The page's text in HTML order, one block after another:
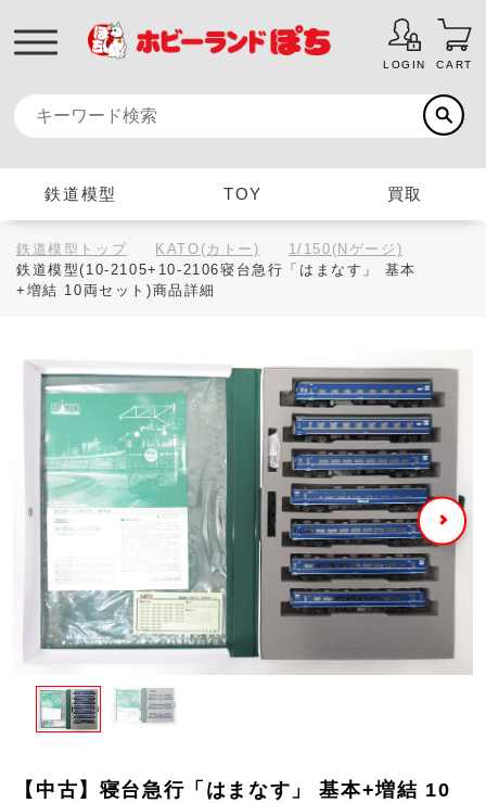
LOGIN CART
鉄道模型 TOY 買取
鉄道模型トップ KATO(カトー)
1/150(Nゲージ)
鉄道模型(10-2105+10-2106寝台急行「はまなす」 基本
+増結 10両セット)商品詳細
【中古】寝台急行「はまなす」 基本+増結 10